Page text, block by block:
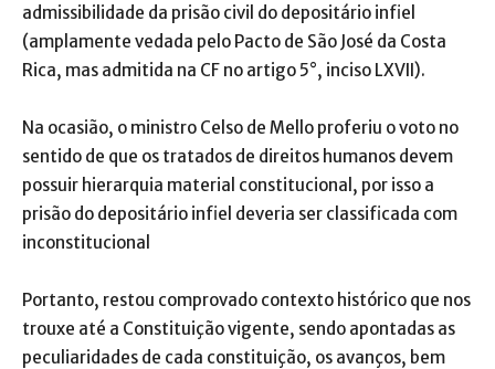
admissibilidade da prisão civil do depositário infiel
(amplamente vedada pelo Pacto de São José da Costa
Rica, mas admitida na CF no artigo 5°, inciso LXVII).
Na ocasião, o ministro Celso de Mello proferiu o voto no
sentido de que os tratados de direitos humanos devem
possuir hierarquia material constitucional, por isso a
prisão do depositário infiel deveria ser classificada com
inconstitucional
Portanto, restou comprovado contexto histórico que nos
trouxe até a Constituição vigente, sendo apontadas as
peculiaridades de cada constituição, os avanços, bem